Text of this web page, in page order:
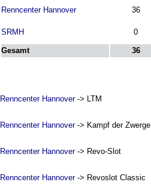
Renncenter Hannover
36
SRMH 0
Gesamt 36
Renncenter Hannover-> LTM
Renncenter Hannover-> Kampf der Zwerge
Renncenter Hannover-> Revo-Slot
Renncenter Hannover-> Revoslot Classic